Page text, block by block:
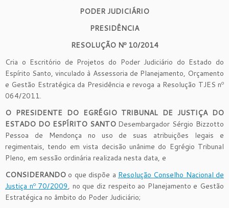
PODER JUDICIÁRIO
PRESIDÊNCIA
RESOLUÇÃO Nº 10/2014
Cria o Escritório de Projetos do Poder Judiciário do Estado do
Espírito Santo, vinculado à Assessoria de Planejamento, Orçamento
e Gestão Estratégica da Presidência e revoga a Resolução TJES nº
064/2011.
O PRESIDENTE DO EGRÉGIO TRIBUNAL DE JUSTIÇA DO
ESTADO DO ESPÍRITO SANTO Desembargador Sérgio Bizzotto
Pessoa de Mendonça no uso de suas atribuições legais e
regimentais, tendo em vista decisão unânime do Egrégio Tribunal
Pleno, em sessão ordinária realizada nesta data, e
CONSIDERANDO o que dispõe a Resolução Conselho Nacional de
Justiça nº 70/2009, no que diz respeito ao Planejamento e Gestão
Estratégica no âmbito do Poder Judiciário;